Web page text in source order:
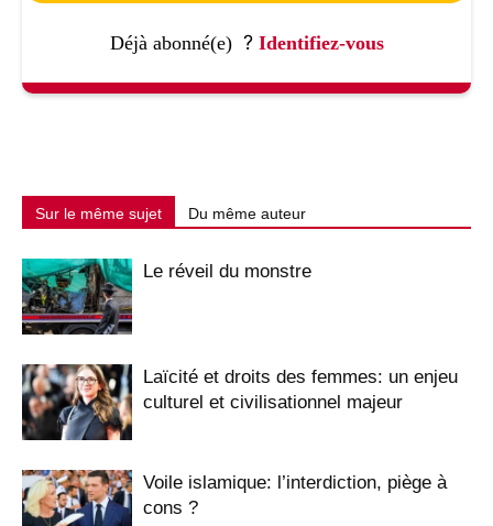
Déjà abonné(e) ? Identifiez-vous
Sur le même sujet Du même auteur
Le réveil du monstre
Laïcité et droits des femmes: un enjeu
culturel et civilisationnel majeur
Voile islamique: l’interdiction, piège à
cons ?